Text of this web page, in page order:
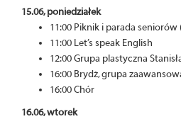
15.06, poniedziałek
11:00 Piknik i parada seniorów
11:00 Let’s speak English
12:00 Grupa plastyczna
16:00 Brydż, grupa
16:00 Chór
16.06, wtorek